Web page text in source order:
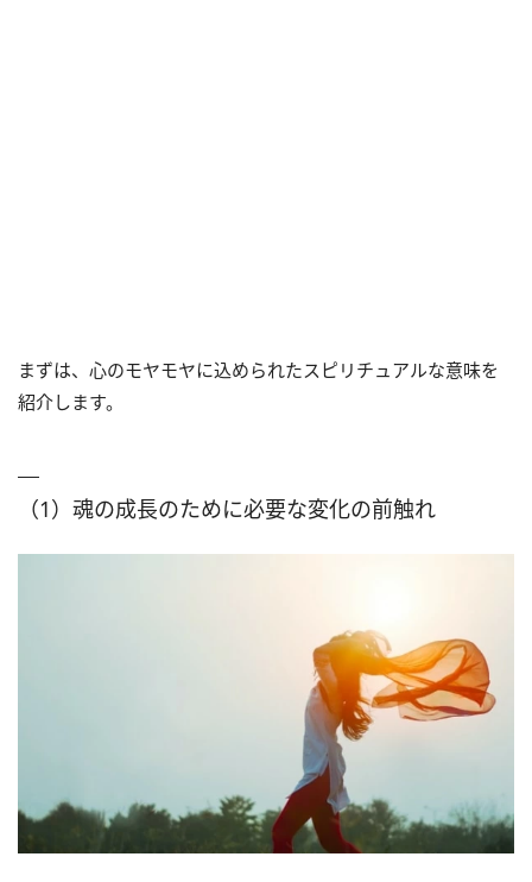
まずは、心のモヤモヤに込められたスピリチュアルな意味を
紹介します。
（1）魂の成長のために必要な変化の前触れ